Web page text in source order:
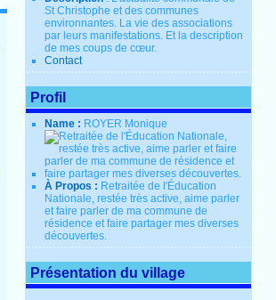
St Christophe et des communes
environnantes. La vie des associations
par leurs manifestations. Et la description
de mes coups de cœur.
Contact
Profil
Name : ROYER Monique
À Propos : Retraitée de l'Éducation
Nationale, restée très active, aime parler
et faire parler de ma commune de
résidence et faire partager mes diverses
découvertes.
Présentation du village